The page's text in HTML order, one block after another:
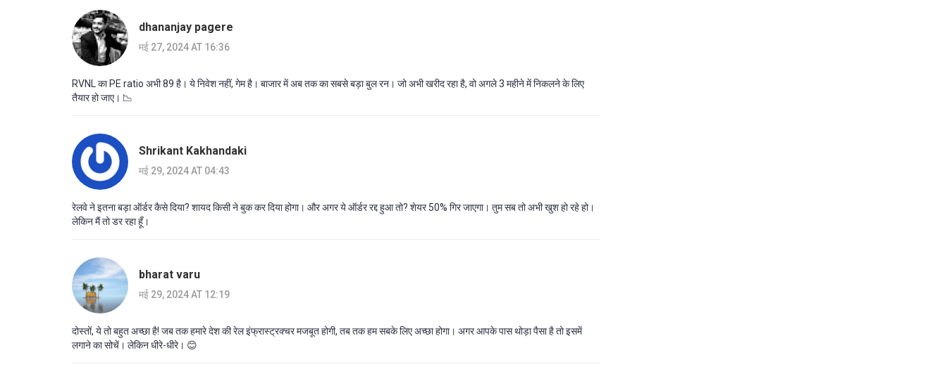
dhananjay pagere
मई 27, 2024 AT 16:36
RVNL का PE ratio अभी 89 है। ये निवेश नहीं, गेम है। बाजार में अब तक का सबसे बड़ा बुल रन। जो अभी खरीद रहा है, वो अगले 3 महीने में निकलने के लिए
तैयार हो जाए। 📉
Shrikant Kakhandaki
मई 29, 2024 AT 04:43
रेलवे ने इतना बड़ा ऑर्डर कैसे दिया? शायद किसी ने बुक कर दिया होगा। और अगर ये ऑर्डर रद्द हुआ तो? शेयर 50% गिर जाएगा। तुम सब तो अभी खुश हो रहे हो।
लेकिन मैं तो डर रहा हूँ।
bharat varu
मई 29, 2024 AT 12:19
दोस्तों, ये तो बहुत अच्छा है! जब तक हमारे देश की रेल इंफ्रास्ट्रक्चर मजबूत होगी, तब तक हम सबके लिए अच्छा होगा। अगर आपके पास थोड़ा पैसा है तो इसमें
लगाने का सोचें। लेकिन धीरे-धीरे। 😊